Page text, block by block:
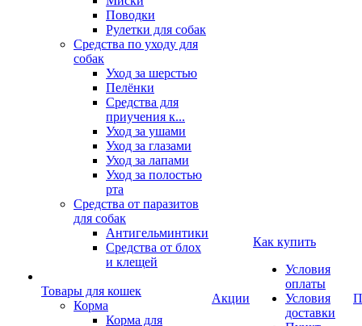
Поводки
Рулетки для собак
Средства по уходу для
собак
Уход за шерстью
Пелёнки
Средства для
приучения к...
Уход за ушами
Уход за глазами
Уход за лапами
Уход за полостью
рта
Средства от паразитов
для собак
Антигельминтики
Средства от блох
и клещей
Товары для кошек
Корма
Корма для
Акции
Как купить
Условия
оплаты
Условия
доставки